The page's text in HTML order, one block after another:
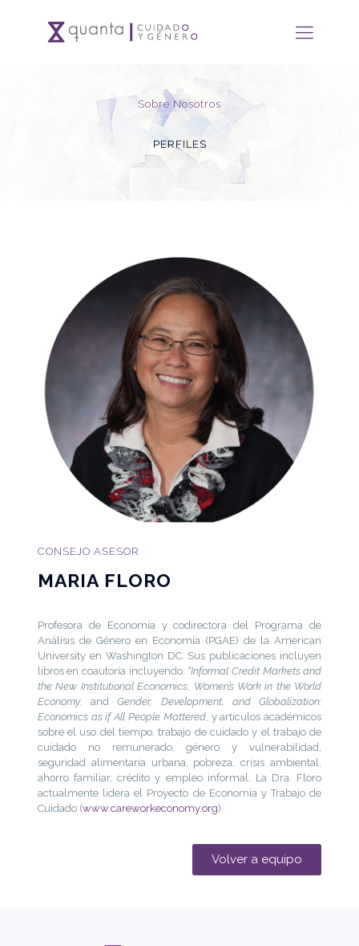
Sobre Nosotros
PERFILES
CONSEJO ASESOR
MARIA FLORO
Profesora de Economía y codirectora del Programa de
Análisis de Género en Economía (PGAE) de la American
University en Washington DC. Sus publicaciones incluyen
libros en coautoría incluyendo: “Informal Credit Markets and
the New Institutional Economics, Women’s Work in the World
Economy, andGender, Development, and Globalization:
Economics as if All People Mattered, y artículos académicos
sobre el uso del tiempo, trabajo de cuidado y el trabajo de
cuidado no remunerado, género y vulnerabilidad,
seguridad alimentaria urbana, pobreza, crisis ambiental,
ahorro familiar, crédito y empleo informal. La Dra. Floro
actualmente lidera el Proyecto de Economía y Trabajo de
Cuidado (www.careworkeconomy.org).
Volver a equipo